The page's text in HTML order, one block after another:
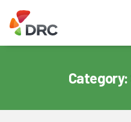
Corporation
Category: